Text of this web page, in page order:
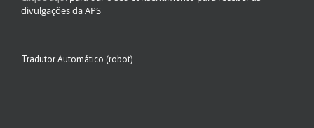
divulgações da APS
Tradutor Automático (robot)